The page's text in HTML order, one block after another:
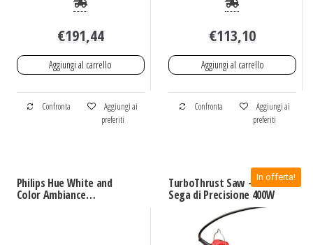
€191,44
Aggiungi al carrello
Confronta
Aggiungi ai
preferiti
€113,10
Aggiungi al carrello
Confronta
Aggiungi ai
preferiti
Philips Hue White and
Color Ambiance
TurboThrust Saw –
Sega di Precisione 400W
In offerta!